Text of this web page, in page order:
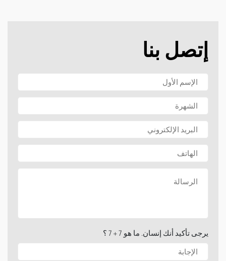
إتصل بنا
يرجى تأكيد أنك إنسان. ما هو 7 + 7 ؟